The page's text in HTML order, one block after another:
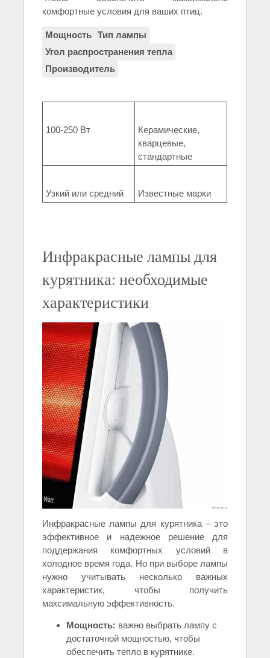
комфортные условия для ваших птиц.
Мощность Тип лампы
Угол распространения тепла
Производитель
100-250 Вт
Керамические,
кварцевые,
стандартные
Узкий или средний Известные марки
Инфракрасные лампы для
курятника: необходимые
характеристики
Инфракрасные лампы для курятника – это
эффективное и надежное решение для
поддержания комфортных условий в
холодное время года. Но при выборе лампы
нужно учитывать несколько важных
характеристик, чтобы получить
максимальную эффективность.
Мощность: важно выбрать лампу с
достаточной мощностью, чтобы
обеспечить тепло в курятнике.